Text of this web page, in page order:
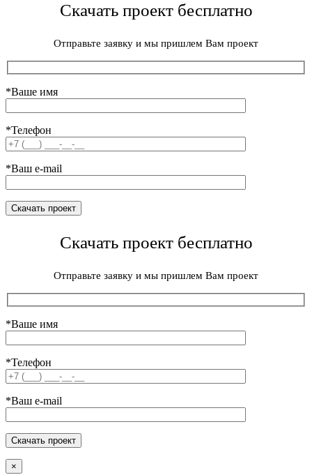
Скачать проект бесплатно
Отправьте заявку и мы пришлем Вам проект
*Ваше имя
*Телефон
*Ваш e-mail
Скачать проект бесплатно
Отправьте заявку и мы пришлем Вам проект
*Ваше имя
*Телефон
*Ваш e-mail
×